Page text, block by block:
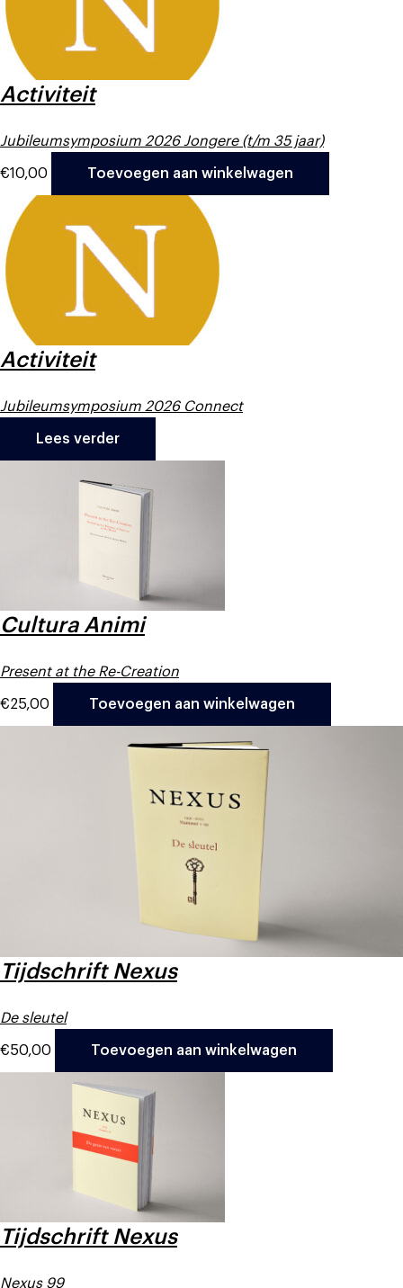
Activiteit
Jubileumsymposium 2026 Jongere (t/m 35 jaar)
€10,00 Toevoegen aan winkelwagen
Activiteit
Jubileumsymposium 2026 Connect
Lees verder
Cultura Animi
Present at the Re-Creation
€25,00 Toevoegen aan winkelwagen
Tijdschrift Nexus
De sleutel
€50,00 Toevoegen aan winkelwagen
Tijdschrift Nexus
Nexus 99